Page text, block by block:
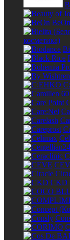
BeOn
косметика)
CKD